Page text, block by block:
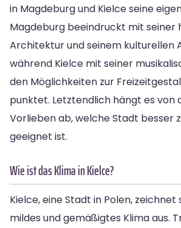
in Magdeburg und Kielce seine
Magdeburg beeindruckt mit seiner
Architektur und seinem kulturellen
während Kielce mit seiner
den Möglichkeiten zur
punktet. Letztendlich hängt es von
Vorlieben ab, welche Stadt besser
geeignet ist.
Wie ist das Klima in Kielce?
Kielce, eine Stadt in Polen, zeichnet
mildes und gemäßigtes Klima aus.